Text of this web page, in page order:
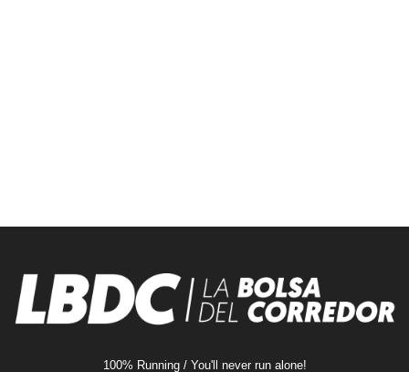
100% Running / You'll never run alone!